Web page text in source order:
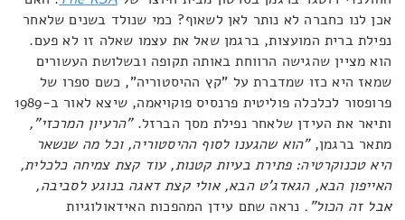
אכן לנו כחברה לא נותר לאן לשאוף? כמי שנולד בשנים שלאחר
נפילת ברית המועצות, ברגמן שאל את עצמו שאלה זו לא פעם.
הוא מציין שהגישה הרווחת באותה תקופה ובשלושת העשורים
שמאז היא כזו שמדברת על "קץ ההיסטוריה", כשם ספרו של
פרופסור לכלכלה פוליטית פרנסיס פוקויאמה, שיצא לאור ב-1989
ותיאר את העידן שלאחר נפילת מסך הברזל."הרעיון המרכזי",
מתאר ברגמן,"הוא שהגענו לסוף ההיסטוריה, וכל מה שנשאר
היא טכנוקרטיה: פתירת בעיות קטנות, עוד קצת צמיחה כלכלית,
האייפון הבא, הגאדג'ט הבא, אולי קצת דאגה בנוגע לסביבה,
אבל זה הכול". נראה שתם עידן המהפכות האידאולוגיות